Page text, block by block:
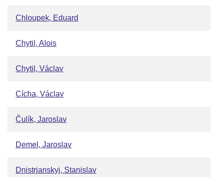
Chloupek, Eduard
Chytil, Alois
Chytil, Václav
Cícha, Václav
Čulík, Jaroslav
Demel, Jaroslav
Dnistrjanskyj, Stanislav